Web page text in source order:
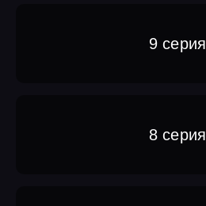
9 серия
8 серия